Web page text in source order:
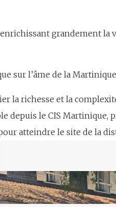
grandement la
sur l’âme de la
la richesse et la
depuis le CIS Martinique,
atteindre le site de la